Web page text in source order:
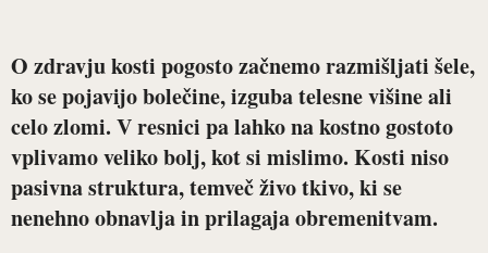
O zdravju kosti pogosto začnemo razmišljati šele,
ko se pojavijo bolečine, izguba telesne višine ali
celo zlomi. V resnici pa lahko na kostno gostoto
vplivamo veliko bolj, kot si mislimo. Kosti niso
pasivna struktura, temveč živo tkivo, ki se
nenehno obnavlja in prilagaja obremenitvam.